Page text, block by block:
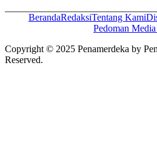
BerandaRedaksiTentang Kami
Pedoman
Copyright © 2025 Penamerdeka by
Reserved.